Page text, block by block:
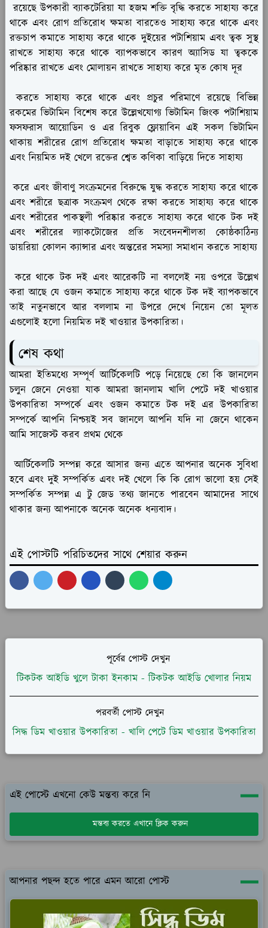
রয়েছে উপকারী ব্যাকটেরিয়া যা হজম শক্তি বৃদ্ধি করতে সাহায্য করে
থাকে এবং রোগ প্রতিরোধ ক্ষমতা বারতেও সাহায্য করে থাকে এবং
রক্তচাপ কমাতে সাহায্য করে থাকে দুইয়ের পটাশিয়াম এবং ত্বক সুস্থ
রাখতে সাহায্য করে থাকে ব্যাপকভাবে কারণ অ্যাসিড যা ত্বককে
পরিষ্কার রাখতে এবং মোলায়ন রাখতে সাহায্য করে মৃত কোষ দূর
করতে সাহায্য করে থাকে এবং প্রচুর পরিমাণে রয়েছে বিভিন্ন
রকমের ভিটামিন বিশেষ করে উল্লেখযোগ্য ভিটামিন জিংক পটাশিয়াম
ফসফরাস আয়োডিন ও এর রিবুক ফ্লোয়াবিন এই সকল ভিটামিন
থাকায় শরীরের রোগ প্রতিরোধ ক্ষমতা বাড়াতে সাহায্য করে থাকে
এবং নিয়মিত দই খেলে রক্তের শ্বেত কণিকা বাড়িয়ে দিতে সাহায্য
করে এবং জীবাণু সংক্রমনের বিরুদ্ধে যুদ্ধ করতে সাহায্য করে থাকে
এবং শরীরে ছত্রাক সংক্রমণ থেকে রক্ষা করতে সাহায্য করে থাকে
এবং শরীরের পাকস্থলী পরিষ্কার করতে সাহায্য করে থাকে টক দই
এবং শরীরের ল্যাকটোজের প্রতি সংবেদনশীলতা কোষ্ঠকাঠিন্য
ডায়রিয়া কোলন ক্যান্সার এবং অন্তরের সমস্যা সমাধান করতে সাহায্য
করে থাকে টক দই এবং আরেকটি না বললেই নয় ওপরে উল্লেখ
করা আছে যে ওজন কমাতে সাহায্য করে থাকে টক দই ব্যাপকভাবে
তাই নতুনভাবে আর বললাম না উপরে দেখে নিয়েন তো মূলত
এগুলোই হলো নিয়মিত দই খাওয়ার উপকারিতা।
শেষ কথা
আমরা ইতিমধ্যে সম্পূর্ণ আর্টিকেলটি পড়ে নিয়েছে তো কি জানলেন
চলুন জেনে নেওয়া যাক আমরা জানলাম খালি পেটে দই খাওয়ার
উপকারিতা সম্পর্কে এবং ওজন কমাতে টক দই এর উপকারিতা
সম্পর্কে আপনি নিশ্চয়ই সব জানলে আপনি যদি না জেনে থাকেন
আমি সাজেস্ট করব প্রথম থেকে
আর্টিকেলটি সম্পন্ন করে আসার জন্য এতে আপনার অনেক সুবিধা
হবে এবং দুই সম্পর্কিত এবং দই খেলে কি কি রোগ ভালো হয় সেই
সম্পর্কিত সম্পন্ন এ টু জেড তথ্য জানতে পারবেন আমাদের সাথে
থাকার জন্য আপনাকে অনেক অনেক ধন্যবাদ।
এই পোস্টটি পরিচিতদের সাথে শেয়ার করুন
পূর্বের পোস্ট দেখুন
টিকটক আইডি খুলে টাকা ইনকাম - টিকটক আইডি খোলার নিয়ম
পরবর্তী পোস্ট দেখুন
সিদ্ধ ডিম খাওয়ার উপকারিতা - খালি পেটে ডিম খাওয়ার উপকারিতা
এই পোস্টে এখনো কেউ মন্তব্য করে নি
মন্তব্য করতে এখানে ক্লিক করুন
আপনার পছন্দ হতে পারে এমন আরো পোস্ট